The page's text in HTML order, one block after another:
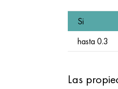
Si
hasta 0.3
Las